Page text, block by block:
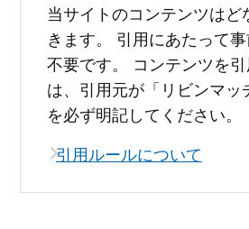
当サイトのコンテンツはど
きます。 引用にあたって
不要です。 コンテンツを
は、引用元が「リビンマッ
を必ず明記してください。
引用ルールについて